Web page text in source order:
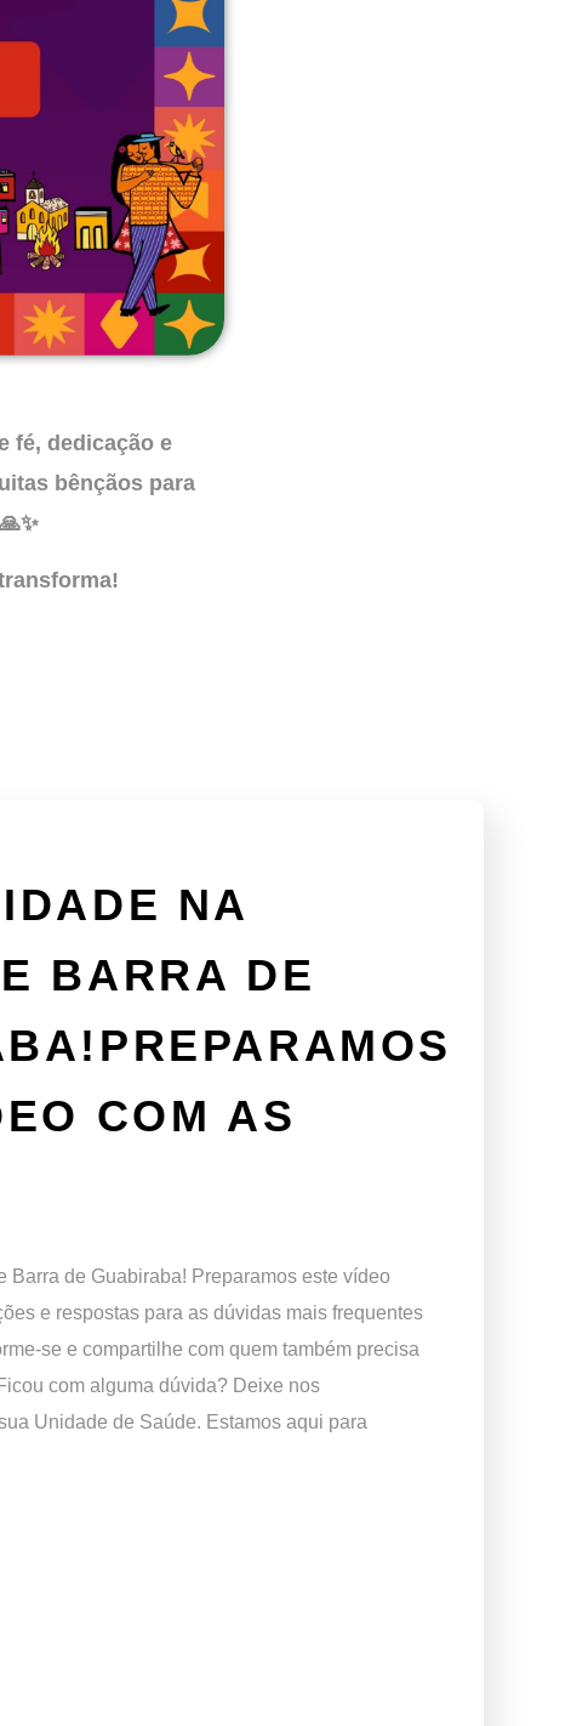
fé, dedicação e
bênçãos para
NA
BARRA DE
COM AS
Barra de Guabiraba! Preparamos este vídeo
e respostas para as dúvidas mais frequentes
se e compartilhe com quem também precisa
com alguma dúvida? Deixe nos
Unidade de Saúde. Estamos aqui para